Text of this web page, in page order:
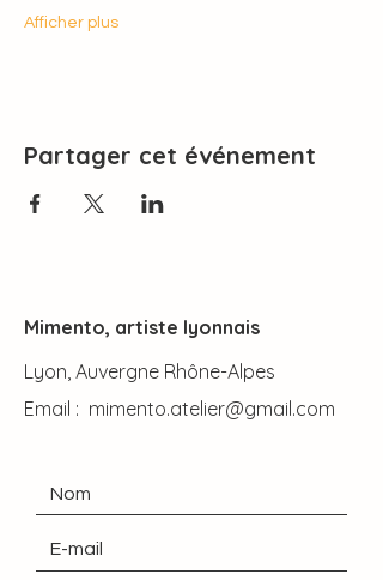
Afficher plus
Partager cet événement
Mimento, artiste lyonnais
Lyon, Auvergne Rhône-Alpes
Email : mimento.atelier@gmail.com